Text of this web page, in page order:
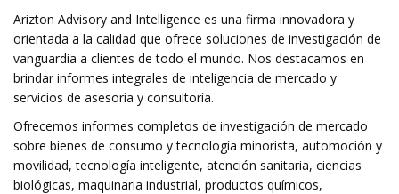
Arizton Advisory and Intelligence es una firma innovadora y
orientada a la calidad que ofrece soluciones de investigación de
vanguardia a clientes de todo el mundo. Nos destacamos en
brindar informes integrales de inteligencia de mercado y
servicios de asesoría y consultoría.
Ofrecemos informes completos de investigación de mercado
sobre bienes de consumo y tecnología minorista, automoción y
movilidad, tecnología inteligente, atención sanitaria, ciencias
biológicas, maquinaria industrial, productos químicos,